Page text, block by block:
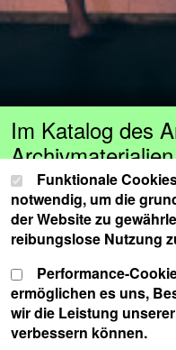
Im Katalog des
sowie zur
Reiter. Dazu
Programmhefte,
Kritiken, die dort
bereitgestellt
Cookie-Einstellungen
Wählen Sie Ihre
Funktionale
notwendig, um die
der Website zu
reibungslose Nutzung
Performance-
ermöglichen es uns,
wir die Leistung
verbessern können.